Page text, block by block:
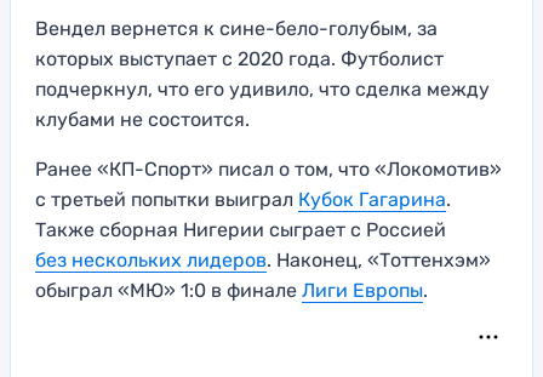
Вендел вернется к сине-бело-голубым, за
которых выступает с 2020 года. Футболист
подчеркнул, что его удивило, что сделка между
клубами не состоится.
Ранее «КП-Спорт» писал о том, что «Локомотив»
с третьей попытки выиграл Кубок Гагарина.
Также сборная Нигерии сыграет с Россией
без нескольких лидеров. Наконец, «Тоттенхэм»
обыграл «МЮ» 1:0 в финале Лиги Европы.